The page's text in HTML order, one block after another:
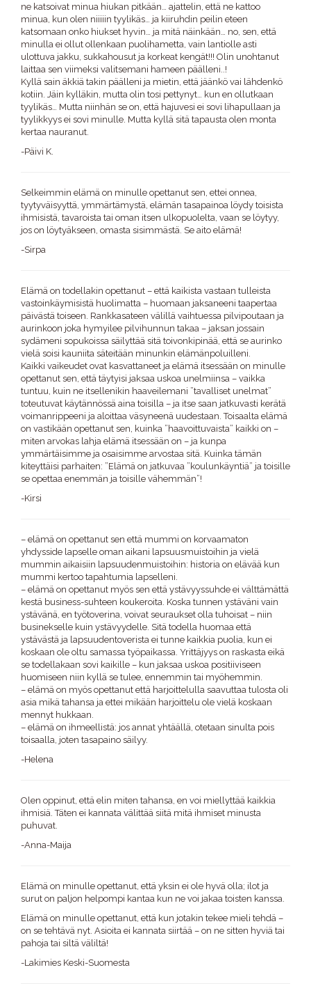
ne katsoivat minua hiukan pitkään… ajattelin, että ne kattoo
minua, kun olen niiiiin tyylikäs… ja kiiruhdin peilin eteen
katsomaan onko hiukset hyvin… ja mitä näinkään… no, sen, että
minulla ei ollut ollenkaan puolihametta, vain lantiolle asti
ulottuva jakku, sukkahousut ja korkeat kengät!!! Olin unohtanut
laittaa sen viimeksi valitsemani hameen päälleni..!
Kyllä sain äkkiä takin päälleni ja mietin, että jäänkö vai lähdenkö
kotiin. Jäin kylläkin, mutta olin tosi pettynyt… kun en ollutkaan
tyylikäs… Mutta niinhän se on, että hajuvesi ei sovi lihapullaan ja
tyylikkyys ei sovi minulle. Mutta kyllä sitä tapausta olen monta
kertaa nauranut.
-Päivi K.
Selkeimmin elämä on minulle opettanut sen, ettei onnea,
tyytyväisyyttä, ymmärtämystä, elämän tasapainoa löydy toisista
ihmisistä, tavaroista tai oman itsen ulkopuolelta, vaan se löytyy,
jos on löytyäkseen, omasta sisimmästä. Se aito elämä!
-Sirpa
Elämä on todellakin opettanut – että kaikista vastaan tulleista
vastoinkäymisistä huolimatta – huomaan jaksaneeni taapertaa
päivästä toiseen. Rankkasateen välillä vaihtuessa pilvipoutaan ja
aurinkoon joka hymyilee pilvihunnun takaa – jaksan jossain
sydämeni sopukoissa säilyttää sitä toivonkipinää, että se aurinko
vielä soisi kauniita säteitään minunkin elämänpoluilleni.
Kaikki vaikeudet ovat kasvattaneet ja elämä itsessään on minulle
opettanut sen, että täytyisi jaksaa uskoa unelmiinsa – vaikka
tuntuu, kuin ne itsellenikin haaveilemani ”tavalliset unelmat”
toteutuvat käytännössä aina toisilla – ja itse saan jatkuvasti kerätä
voimanrippeeni ja aloittaa väsyneenä uudestaan. Toisaalta elämä
on vastikään opettanut sen, kuinka ”haavoittuvaista” kaikki on –
miten arvokas lahja elämä itsessään on – ja kunpa
ymmärtäisimme ja osaisimme arvostaa sitä. Kuinka tämän
kiteyttäisi parhaiten: ”Elämä on jatkuvaa ”koulunkäyntiä” ja toisille
se opettaa enemmän ja toisille vähemmän”!
-Kirsi
– elämä on opettanut sen että mummi on korvaamaton
yhdysside lapselle oman aikani lapsuusmuistoihin ja vielä
mummin aikaisiin lapsuudenmuistoihin: historia on elävää kun
mummi kertoo tapahtumia lapselleni.
– elämä on opettanut myös sen että ystävyyssuhde ei välttämättä
kestä business-suhteen koukeroita. Koska tunnen ystäväni vain
ystävänä, en työtoverina, voivat seuraukset olla tuhoisat – niin
businekselle kuin ystävyydelle. Sitä todella huomaa että
ystävästä ja lapsuudentoverista ei tunne kaikkia puolia, kun ei
koskaan ole oltu samassa työpaikassa. Yrittäjyys on raskasta eikä
se todellakaan sovi kaikille – kun jaksaa uskoa positiiviseen
huomiseen niin kyllä se tulee, ennemmin tai myöhemmin.
– elämä on myös opettanut että harjoittelulla saavuttaa tulosta oli
asia mikä tahansa ja ettei mikään harjoittelu ole vielä koskaan
mennyt hukkaan.
– elämä on ihmeellistä: jos annat yhtäällä, otetaan sinulta pois
toisaalla, joten tasapaino säilyy.
-Helena
Olen oppinut, että elin miten tahansa, en voi miellyttää kaikkia
ihmisiä. Täten ei kannata välittää siitä mitä ihmiset minusta
puhuvat.
-Anna-Maija
Elämä on minulle opettanut, että yksin ei ole hyvä olla; ilot ja
surut on paljon helpompi kantaa kun ne voi jakaa toisten kanssa.
Elämä on minulle opettanut, että kun jotakin tekee mieli tehdä –
on se tehtävä nyt. Asioita ei kannata siirtää – on ne sitten hyviä tai
pahoja tai siltä väliltä!
-Lakimies Keski-Suomesta